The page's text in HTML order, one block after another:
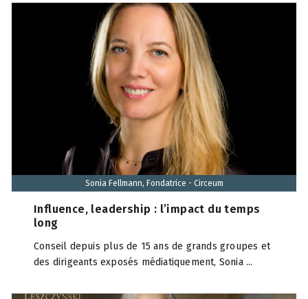
Sonia Fellmann, Fondatrice - Circeum
Influence, leadership : l’impact du temps
long
Conseil depuis plus de 15 ans de grands groupes et
des dirigeants exposés médiatiquement, Sonia ...